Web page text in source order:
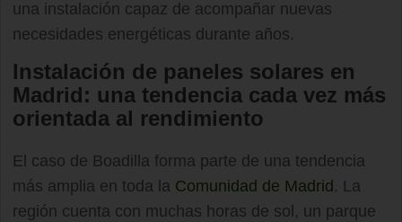
una instalación capaz de acompañar nuevas
necesidades energéticas durante años.
Instalación de paneles solares en
Madrid: una tendencia cada vez más
orientada al rendimiento
El caso de Boadilla forma parte de una tendencia
más amplia en toda la Comunidad de Madrid . La
región cuenta con muchas horas de sol, un parque